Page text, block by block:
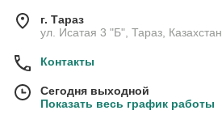
г. Тараз
ул. Исатая 3 "Б", Тараз, Казахстан
Контакты
Сегодня выходной
Показать весь график работы